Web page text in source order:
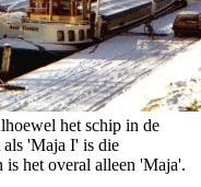
het schip in de
als 'Maja I' is die
is het overal alleen 'Maja'.